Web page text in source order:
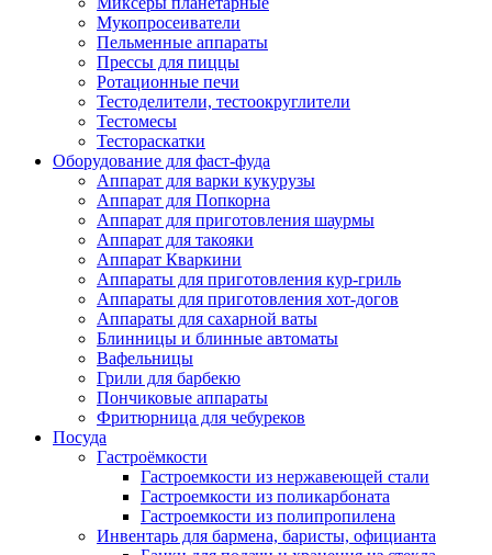
Мукопросеиватели
Пельменные аппараты
Прессы для пиццы
Ротационные печи
Тестоделители, тестоокруглители
Тестомесы
Тестораскатки
Оборудование для фаст-фуда
Аппарат для варки кукурузы
Аппарат для Попкорна
Аппарат для приготовления шаурмы
Аппарат для такояки
Аппарат Кваркини
Аппараты для приготовления кур-гриль
Аппараты для приготовления хот-догов
Аппараты для сахарной ваты
Блинницы и блинные автоматы
Вафельницы
Грили для барбекю
Пончиковые аппараты
Фритюрница для чебуреков
Посуда
Гастроёмкости
Гастроемкости из нержавеющей стали
Гастроемкости из поликарбоната
Гастроемкости из полипропилена
Инвентарь для бармена, баристы, официанта